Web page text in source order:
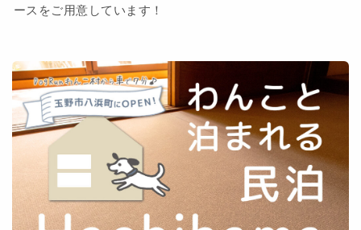
ースをご用意しています！